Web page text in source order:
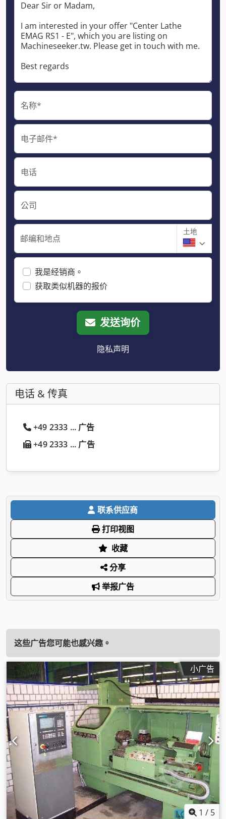
名称*
电子邮件*
电话
公司
邮编和地点
土地
我是经销商。
获取类似机器的报价
发送询价
隐私声明
电话 & 传真
+49 2333 ... 广告
+49 2333 ... 广告
联系供应商
打印视图
收藏
分享
举报广告
这些广告您可能也感兴趣。
小广告
1 / 5